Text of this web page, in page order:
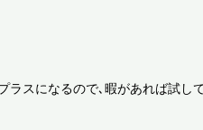
スになるので､暇があれば試し